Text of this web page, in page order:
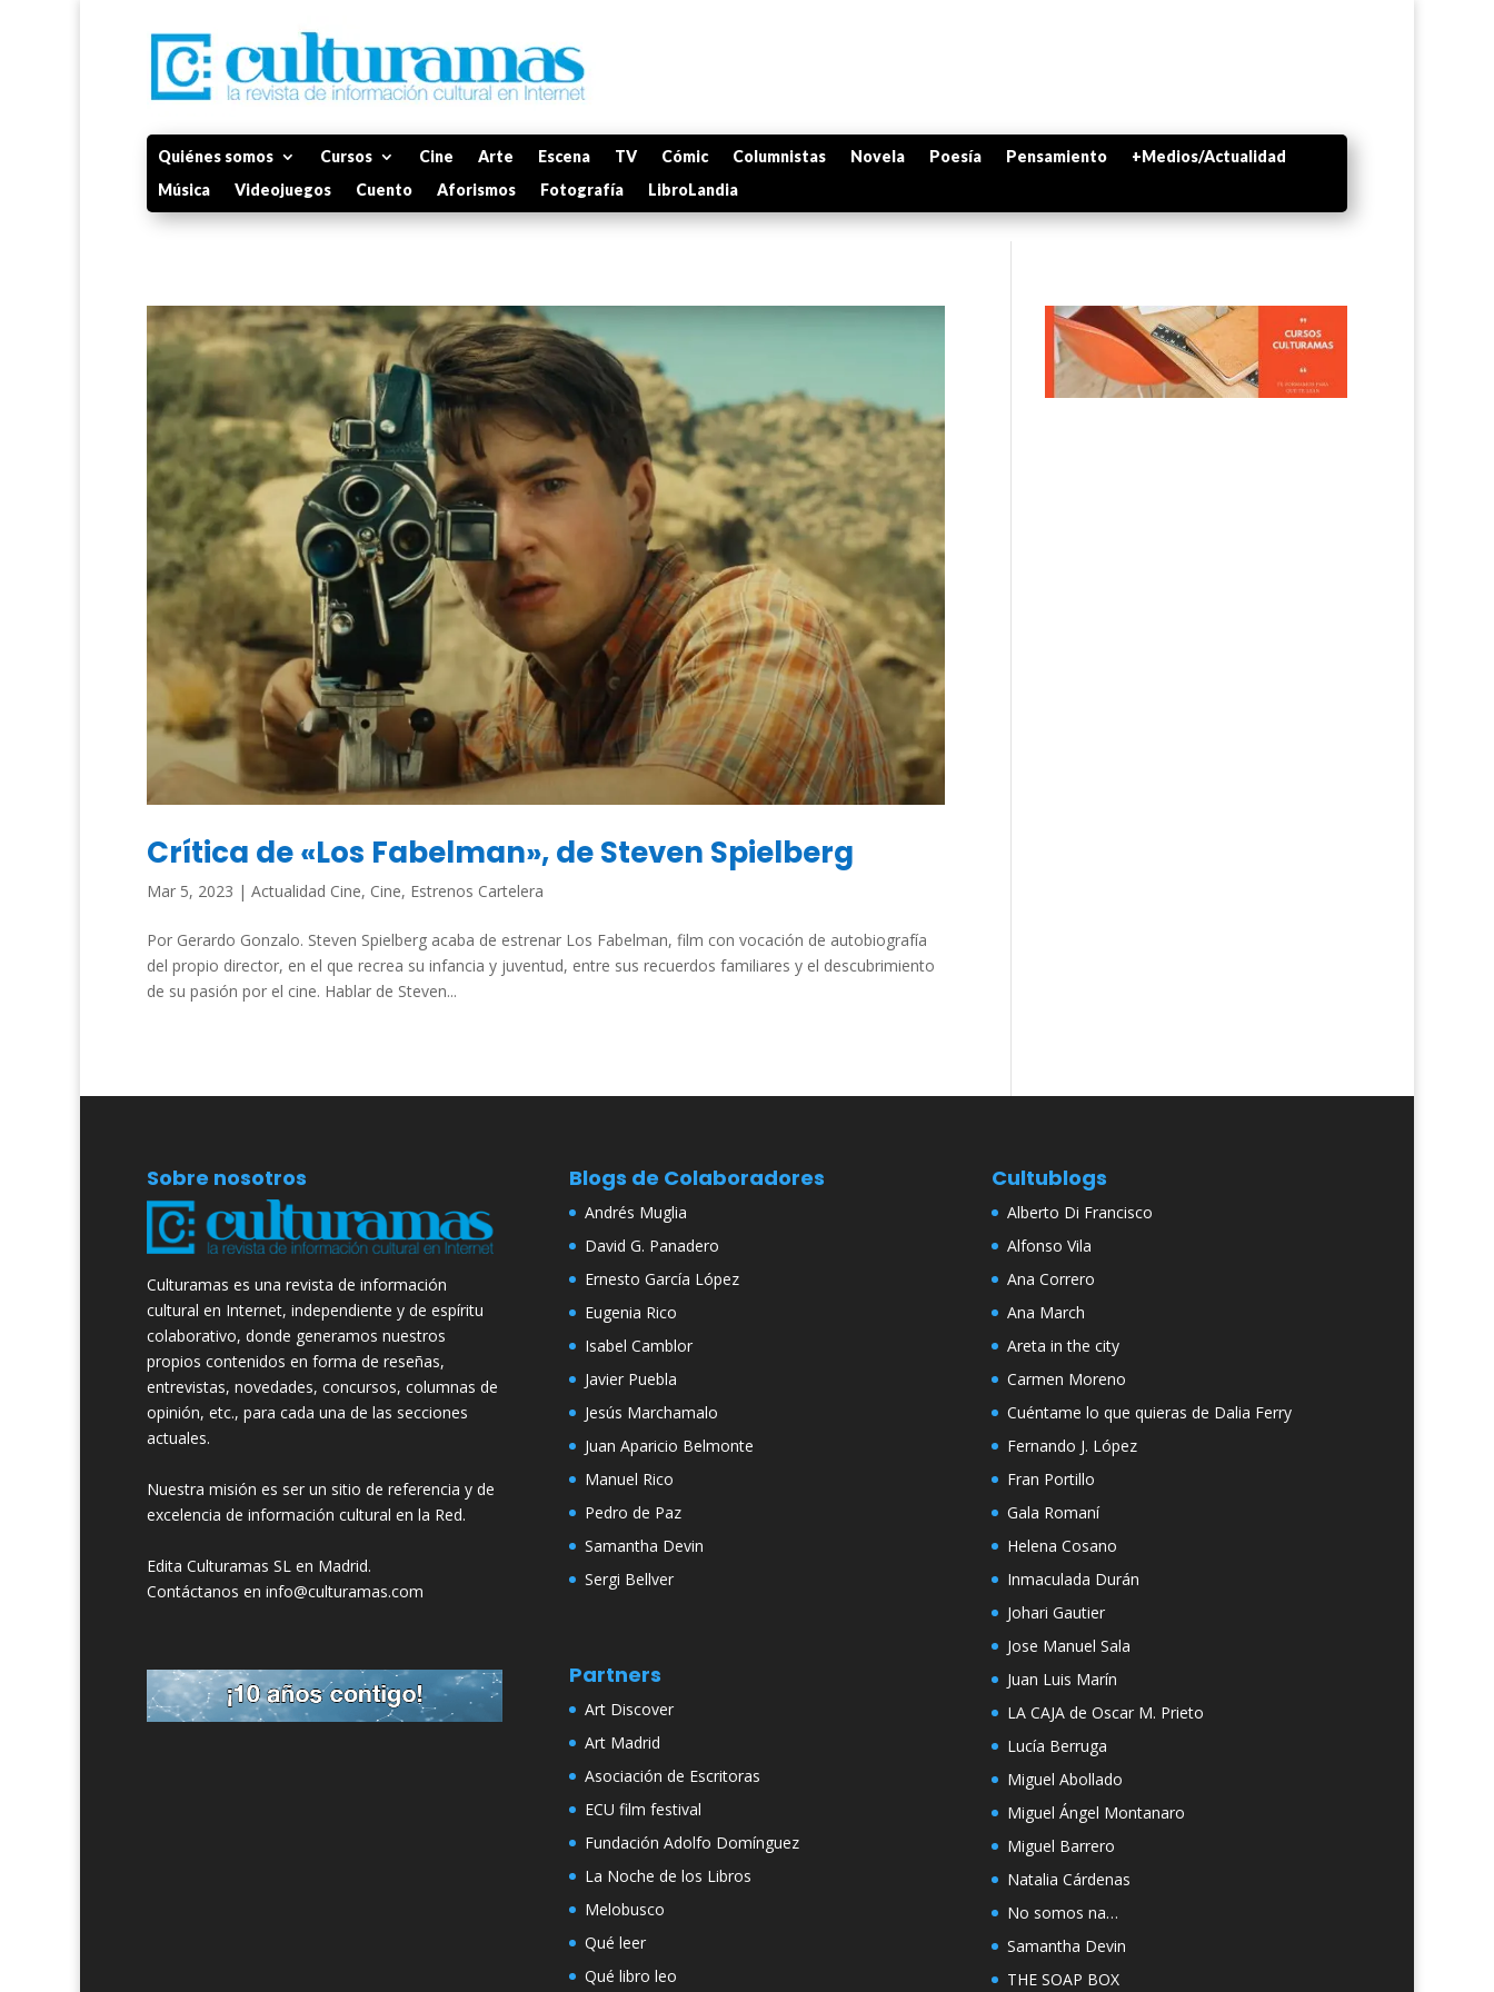
Quiénes somos Cursos Cine Arte Escena TV Cómic Columnistas Novela Poesía Pensamiento
+Medios/Actualidad
Música
Videojuegos Cuento Aforismos Fotografía LibroLandia
Crítica de «Los Fabelman», de Steven Spielberg
Mar 5, 2023 | Actualidad Cine, Cine, Estrenos Cartelera
Por Gerardo Gonzalo. Steven Spielberg acaba de estrenar Los Fabelman, film con vocación de autobiografía
del propio director, en el que recrea su infancia y juventud, entre sus recuerdos familiares y el descubrimiento
de su pasión por el cine. Hablar de Steven...
Sobre nosotros
Culturamas es una revista de información
cultural en Internet, independiente y de espíritu
colaborativo, donde generamos nuestros
propios contenidos en forma de reseñas,
entrevistas, novedades, concursos, columnas de
opinión, etc., para cada una de las secciones
actuales.
Nuestra misión es ser un sitio de referencia y de
excelencia de información cultural en la Red.
Edita Culturamas SL en Madrid.
Contáctanos en info@culturamas.com
Blogs de Colaboradores
Andrés Muglia
David G. Panadero
Ernesto García López
Eugenia Rico
Isabel Camblor
Javier Puebla
Jesús Marchamalo
Juan Aparicio Belmonte
Manuel Rico
Pedro de Paz
Samantha Devin
Sergi Bellver
Partners
Art Discover
Art Madrid
Asociación de Escritoras
ECU film festival
Fundación Adolfo Domínguez
La Noche de los Libros
Melobusco
Qué leer
Qué libro leo
Cultublogs
Alberto Di Francisco
Alfonso Vila
Ana Correro
Ana March
Areta in the city
Carmen Moreno
Cuéntame lo que quieras de Dalia Ferry
Fernando J. López
Fran Portillo
Gala Romaní
Helena Cosano
Inmaculada Durán
Johari Gautier
Jose Manuel Sala
Juan Luis Marín
LA CAJA de Oscar M. Prieto
Lucía Berruga
Miguel Abollado
Miguel Ángel Montanaro
Miguel Barrero
Natalia Cárdenas
No somos na…
Samantha Devin
THE SOAP BOX